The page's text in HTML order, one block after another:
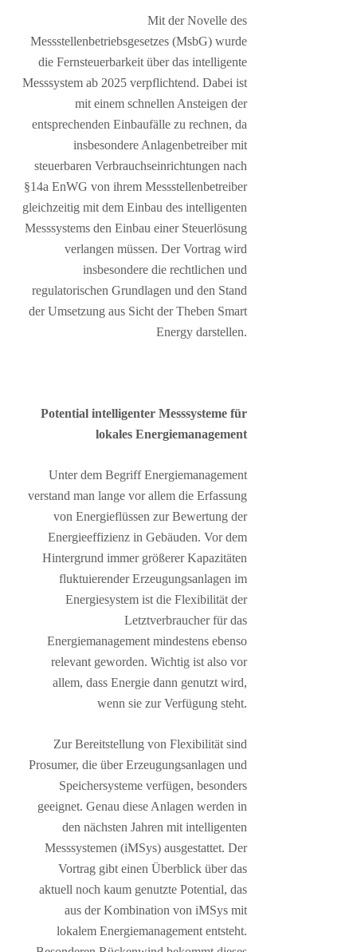
Mit der Novelle des
Messstellenbetriebsgesetzes (MsbG) wurde
die Fernsteuerbarkeit über das intelligente
Messsystem ab 2025 verpflichtend. Dabei ist
mit einem schnellen Ansteigen der
entsprechenden Einbaufälle zu rechnen, da
insbesondere Anlagenbetreiber mit
steuerbaren Verbrauchseinrichtungen nach
§14a EnWG von ihrem Messstellenbetreiber
gleichzeitig mit dem Einbau des intelligenten
Messsystems den Einbau einer Steuerlösung
verlangen müssen. Der Vortrag wird
insbesondere die rechtlichen und
regulatorischen Grundlagen und den Stand
der Umsetzung aus Sicht der Theben Smart
Energy darstellen.
Potential intelligenter Messsysteme für
lokales Energiemanagement
Unter dem Begriff Energiemanagement
verstand man lange vor allem die Erfassung
von Energieflüssen zur Bewertung der
Energieeffizienz in Gebäuden. Vor dem
Hintergrund immer größerer Kapazitäten
fluktuierender Erzeugungsanlagen im
Energiesystem ist die Flexibilität der
Letztverbraucher für das
Energiemanagement mindestens ebenso
relevant geworden. Wichtig ist also vor
allem, dass Energie dann genutzt wird,
wenn sie zur Verfügung steht.
Zur Bereitstellung von Flexibilität sind
Prosumer, die über Erzeugungsanlagen und
Speichersysteme verfügen, besonders
geeignet. Genau diese Anlagen werden in
den nächsten Jahren mit intelligenten
Messsystemen (iMSys) ausgestattet. Der
Vortrag gibt einen Überblick über das
aktuell noch kaum genutzte Potential, das
aus der Kombination von iMSys mit
lokalem Energiemanagement entsteht.